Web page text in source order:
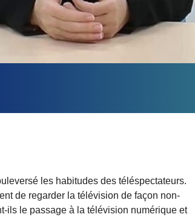
les habitudes des téléspectateurs.
de regarder la télévision de façon non-
ils le passage à la télévision numérique et